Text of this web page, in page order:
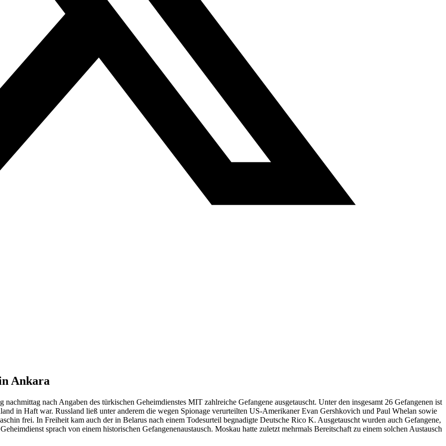
Ankara
nach Angaben des türkischen Geheimdienstes MIT zahlreiche Gefangene ausgetauscht. Unter den insgesamt 26 Gefangenen ist
in Haft war. Russland ließ unter anderem die wegen Spionage verurteilten US-Amerikaner Evan Gershkovich und Paul Whelan sowie
frei. In Freiheit kam auch der in Belarus nach einem Todesurteil begnadigte Deutsche Rico K. Ausgetauscht wurden auch Gefangene,
sprach von einem historischen Gefangenenaustausch. Moskau hatte zuletzt mehrmals Bereitschaft zu einem solchen Austausch